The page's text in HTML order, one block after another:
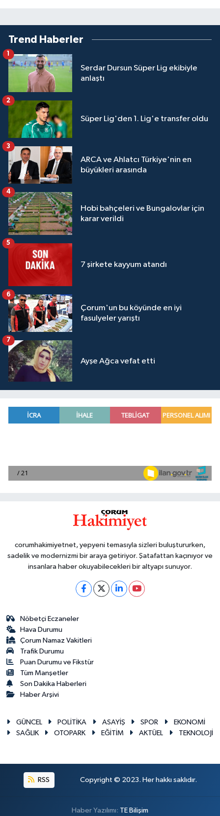
Trend Haberler
Serdar Dursun Süper Lig ekibiyle
anlaştı
Süper Lig'den 1. Lig'e transfer oldu
2
ARCA ve Ahlatcı Türkiye'nin en
büyükleri arasında
3
Hobi bahçeleri ve Bungalovlar için
karar verildi
4
7 şirkete kayyum atandı
5
Çorum'un bu köyünde en iyi
fasulyeler yarıştı
6
Ayşe Ağca vefat etti
7
corumhakimiyetnet, yepyeni temasıyla sizleri buluştururken,
sadelik ve modernizmi bir araya getiriyor. Şatafattan kaçınıyor ve
insanlara haber okuyabilecekleri bir altyapı sunuyor.
Nöbetçi Eczaneler
Hava Durumu
Çorum Namaz Vakitleri
Trafik Durumu
Puan Durumu ve Fikstür
Tüm Manşetler
Son Dakika Haberleri
Haber Arşivi
GÜNCEL POLİTİKA ASAYİŞ SPOR
EKONOMİ
SAĞLIK
OTOPARK EĞİTİM AKTÜEL TEKNOLOJİ
RSS Copyright © 2023. Her hakkı saklıdır.
Haber Yazılımı: TE Bilişim